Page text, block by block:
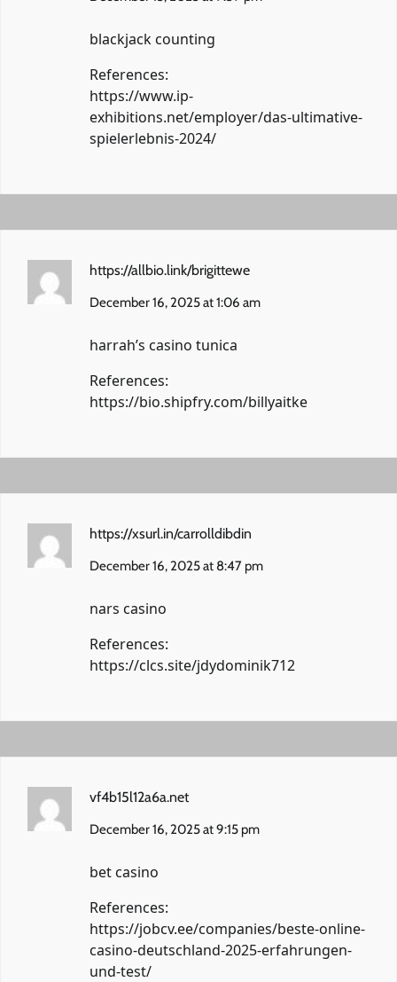
blackjack counting
References:
https://www.ip-
exhibitions.net/employer/das-ultimative-
spielerlebnis-2024/
https://allbio.link/brigittewe
December 16, 2025 at 1:06 am
harrah’s casino tunica
References:
https://bio.shipfry.com/billyaitke
https://xsurl.in/carrolldibdin
December 16, 2025 at 8:47 pm
nars casino
References:
https://clcs.site/jdydominik712
vf4b15l12a6a.net
December 16, 2025 at 9:15 pm
bet casino
References:
https://jobcv.ee/companies/beste-online-
casino-deutschland-2025-erfahrungen-
und-test/